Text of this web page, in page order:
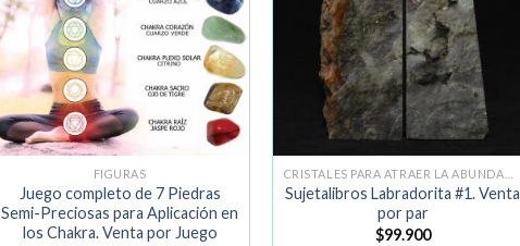
FIGURAS
Juego completo de 7 Piedras
Semi-Preciosas para Aplicación en
los Chakra. Venta por Juego
Sujetalibros Labradorita #1. Venta
por par
$99.900